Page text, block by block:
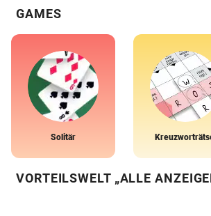
GAMES
Solitär
VORTEILSWELT „ALLE